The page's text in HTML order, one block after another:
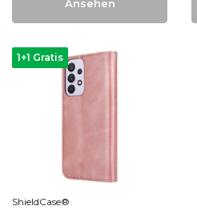
Ansehen
1+1 Gratis
ShieldCase®